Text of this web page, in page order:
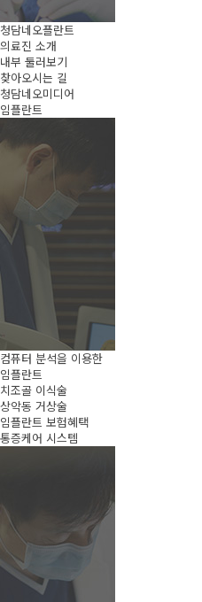
청담네오플란트
의료진 소개
내부 둘러보기
찾아오시는 길
청담네오미디어
임플란트
컴퓨터 분석을 이용한
임플란트
치조골 이식술
상악동 거상술
임플란트 보험혜택
통증케어 시스템